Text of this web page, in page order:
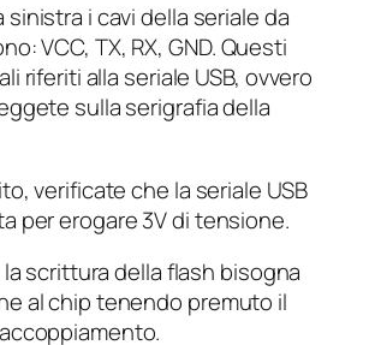
sinistra i cavi della seriale da
VCC, TX, RX, GND. Questi
riferiti alla seriale USB, ovvero
sulla serigrafia della
verificate che la seriale USB
per erogare 3V di tensione.
scrittura della flash bisogna
al chip tenendo premuto il